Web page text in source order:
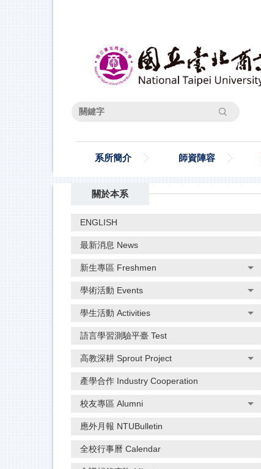
搜尋
系所簡介 師資陣容
關於本系
ENGLISH
最新消息 News
新生專區 Freshmen
學術活動 Events
學生活動 Activities
語言學習測驗平臺 Test
高教深耕 Sprout Project
產學合作 Industry Cooperation
校友專區 Alumni
應外月報 NTUBulletin
全校行事曆 Calendar